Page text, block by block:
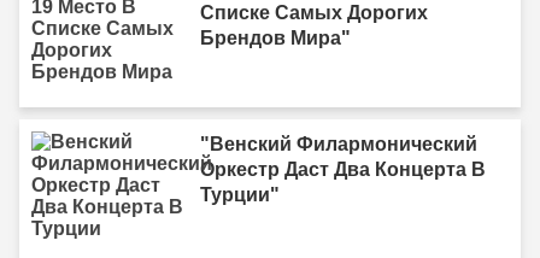
Списке Самых Дорогих
Брендов Мира"
"Венский Филармонический
Оркестр Даст Два Концерта В
Турции"